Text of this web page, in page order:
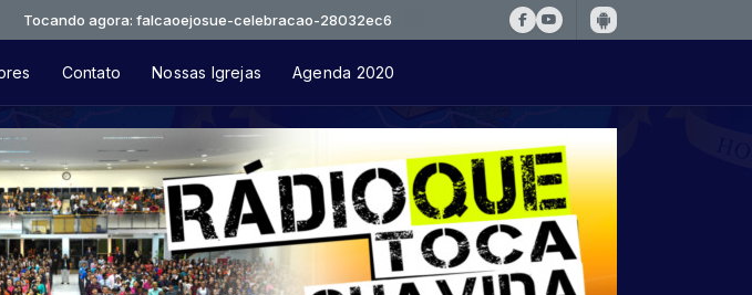
agora: falcaoejosue-celebracao-28032ec6
Contato Nossas Igrejas Agenda 2020